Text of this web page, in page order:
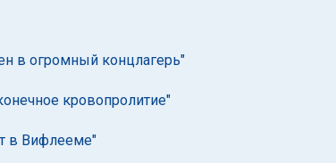
в огромный концлагерь"
кровопролитие"
в Вифлееме"